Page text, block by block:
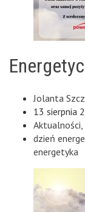
Jolanta
13 sierpnia
Aktualności
dzień
energetyka